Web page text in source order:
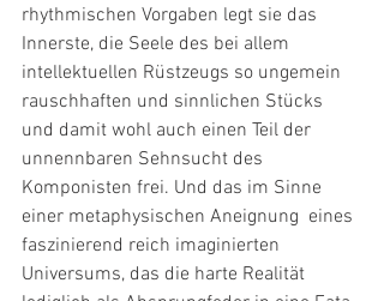
rhythmischen Vorgaben legt sie das
Innerste, die Seele des bei allem
intellektuellen Rüstzeugs so ungemein
rauschhaften und sinnlichen Stücks
und damit wohl auch einen Teil der
unnennbaren Sehnsucht des
Komponisten frei. Und das im Sinne
einer metaphysischen Aneignung  eines
faszinierend reich imaginierten
Universums, das die harte Realität